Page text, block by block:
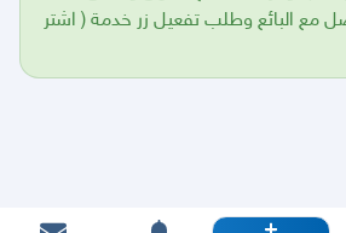
مع البائع وطلب تفعيل زر خدمة ( اشتر